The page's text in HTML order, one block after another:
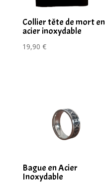
Collier tête de mort en
acier inoxydable
19,90 €
Bague en Acier
Inoxydable